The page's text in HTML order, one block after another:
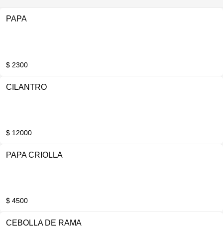
PAPA
$ 2300
CILANTRO
$ 12000
PAPA CRIOLLA
$ 4500
CEBOLLA DE RAMA